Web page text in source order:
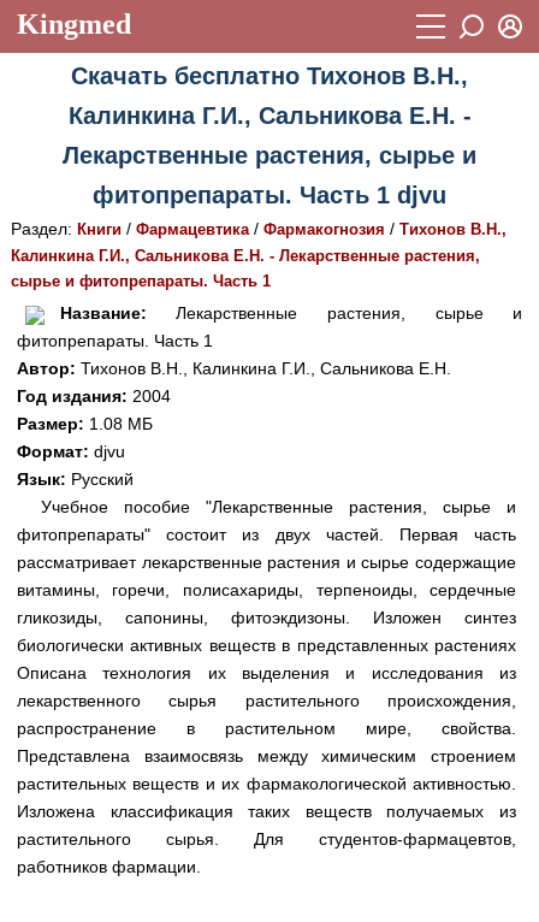
Kingmed
Учебный материал
Видеогалерея 899
Истории болезней 1268
Лекции и презентации 2474
Аккредитационные тесты (6)
Методические рекомендации 1050
Научно-популярное
Статьи
Новости (244)
Медицинская стандартизация
Нормативы экстренной и неотложной помощи
Нормы лабораторных и инструментальных
исследований
Обратная связь
Добавить материал
FAQ
Восстановить пароль
Регистрация
Вход
Скачать бесплатно Тихонов В.Н.,
Калинкина Г.И., Сальникова Е.Н. -
Лекарственные растения, сырье и
фитопрепараты. Часть 1 djvu
Раздел: Книги/ Фармацевтика/ Фармакогнозия / Тихонов В.Н.,
Калинкина Г.И., Сальникова Е.Н. - Лекарственные растения,
сырье и фитопрепараты. Часть 1
Название: Лекарственные растения, сырье и
фитопрепараты. Часть 1
Автор: Тихонов В.Н., Калинкина Г.И., Сальникова Е.Н.
Год издания: 2004
Размер: 1.08 МБ
Формат: djvu
Язык: Русский
Учебное пособие "Лекарственные растения, сырье и
фитопрепараты" состоит из двух частей. Первая часть
рассматривает лекарственные растения и сырье содержащие
витамины, горечи, полисахариды, терпеноиды, сердечные
гликозиды, сапонины, фитоэкдизоны. Изложен синтез
биологически активных веществ в представленных растениях
Описана технология их выделения и исследования из
лекарственного сырья растительного происхождения,
распространение в растительном мире, свойства.
Представлена взаимосвязь между химическим строением
растительных веществ и их фармакологической активностью.
Изложена классификация таких веществ получаемых из
растительного сырья. Для студентов-фармацевтов,
работников фармации.